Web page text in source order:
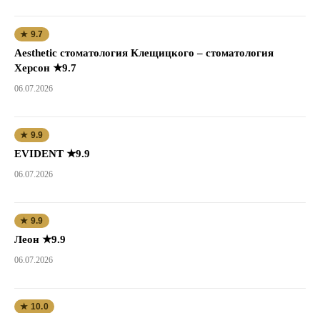
★ 9.7
Aesthetic стоматология Клещицкого – стоматология
Херсон ★9.7
06.07.2026
★ 9.9
EVIDENT ★9.9
06.07.2026
★ 9.9
Леон ★9.9
06.07.2026
★ 10.0